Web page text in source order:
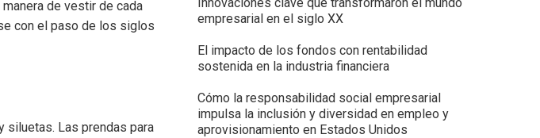
de vestir de cada
con el paso de los siglos
siluetas. Las prendas para
empresarial en el siglo XX
El impacto de los fondos con rentabilidad
sostenida en la industria financiera
Cómo la responsabilidad social empresarial
impulsa la inclusión y diversidad en empleo y
aprovisionamiento en Estados Unidos